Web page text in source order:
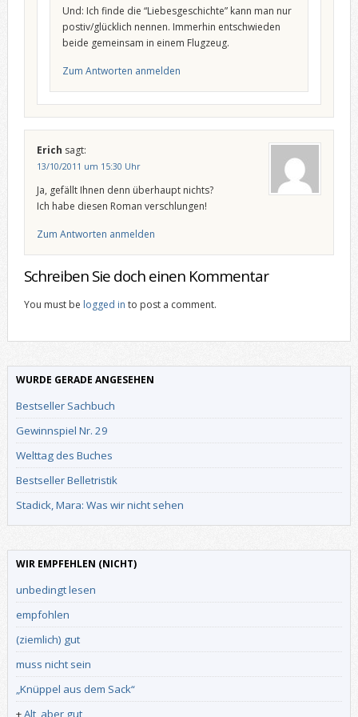
Und: Ich finde die “Liebesgeschichte” kann man nur
postiv/glücklich nennen. Immerhin entschwieden
beide gemeinsam in einem Flugzeug.
Zum Antworten anmelden
Erich sagt:
13/10/2011 um 15:30 Uhr
Ja, gefällt Ihnen denn überhaupt nichts?
Ich habe diesen Roman verschlungen!
Zum Antworten anmelden
Schreiben Sie doch einen Kommentar
You must be logged in to post a comment.
WURDE GERADE ANGESEHEN
Bestseller Sachbuch
Gewinnspiel Nr. 29
Welttag des Buches
Bestseller Belletristik
Stadick, Mara: Was wir nicht sehen
WIR EMPFEHLEN (NICHT)
unbedingt lesen
empfohlen
(ziemlich) gut
muss nicht sein
„Knüppel aus dem Sack“
+Alt, aber gut